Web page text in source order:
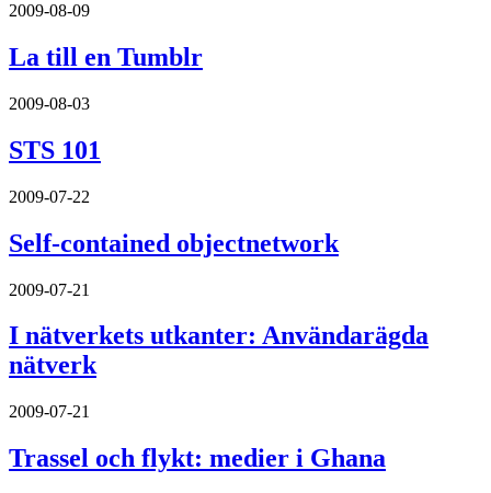
2009-08-09
La till en Tumblr
2009-08-03
STS 101
2009-07-22
Self-contained objectnetwork
2009-07-21
I nätverkets utkanter: Användarägda
nätverk
2009-07-21
Trassel och flykt: medier i Ghana